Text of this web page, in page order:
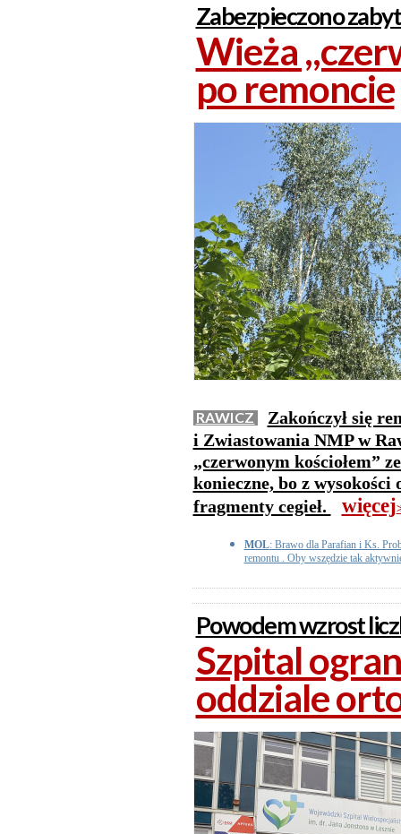
Zabezpieczono
Wieża
po remoncie
RAWICZ
Zakończył się
i Zwiastowania NMP w
„czerwonym kościołem”
konieczne, bo z wysokości
fragmenty cegieł.
więcej
MOL: Brawo dla Parafian i Ks.
remontu . Oby wszędzie tak
Powodem wzrost
Szpital
oddziale